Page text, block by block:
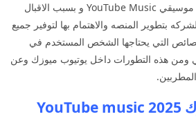
ميوزك مجانا تحميل يوتيوب موسيقي YouTube Music و بسبب الاقبال
بتطوير المنصه والاهتمام بها لتوفير جميع
التي يحتاجها الشخص المستخدم في
ومن هذه التطورات داخل يوتيوب ميوزك وعن
اهميه يوتيوب ميوزك 2025 YouTube music